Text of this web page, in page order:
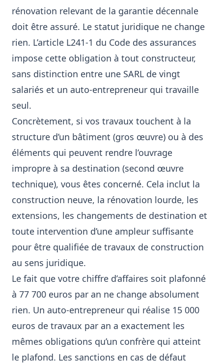
rénovation relevant de la garantie décennale
doit être assuré. Le statut juridique ne change
rien. L’article L241-1 du Code des assurances
impose cette obligation à tout constructeur,
sans distinction entre une SARL de vingt
salariés et un auto-entrepreneur qui travaille
seul.
Concrètement, si vos travaux touchent à la
structure d’un bâtiment (gros œuvre) ou à des
éléments qui peuvent rendre l’ouvrage
impropre à sa destination (second œuvre
technique), vous êtes concerné. Cela inclut la
construction neuve, la rénovation lourde, les
extensions, les changements de destination et
toute intervention d’une ampleur suffisante
pour être qualifiée de travaux de construction
au sens juridique.
Le fait que votre chiffre d’affaires soit plafonné
à 77 700 euros par an ne change absolument
rien. Un auto-entrepreneur qui réalise 15 000
euros de travaux par an a exactement les
mêmes obligations qu’un confrère qui atteint
le plafond. Les sanctions en cas de défaut